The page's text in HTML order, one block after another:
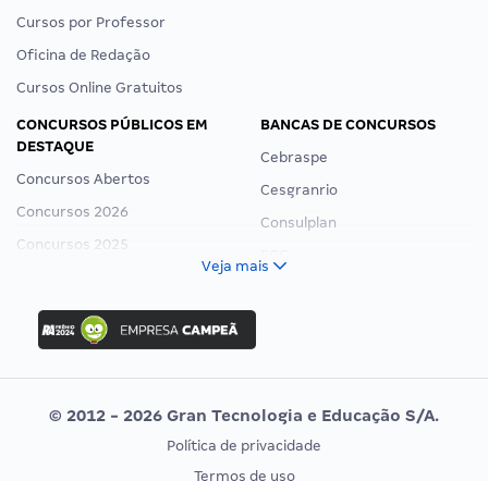
Cursos por Professor
Oficina de Redação
Cursos Online Gratuitos
CONCURSOS PÚBLICOS EM
DESTAQUE
Concursos Abertos
Concursos 2026
Concursos 2025
Concurso Ibama
Concurso MPU
Editais publicados
BANCAS DE CONCURSOS
Cebraspe
Cesgranrio
Consulplan
Vunesp
CONCURSOS POR PROFISSÃO
EXAME DE ORDEM
Veja mais
© 2012 - 2026 Gran Tecnologia e Educação S/A.
Política de privacidade
Termos de uso